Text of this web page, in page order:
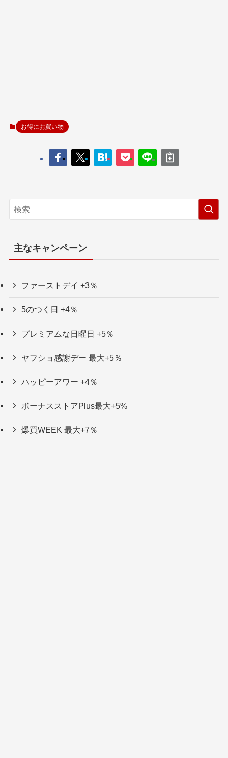
お得にお買い物
主なキャンペーン
ファーストデイ +3％
5のつく日 +4％
プレミアムな日曜日 +5％
ヤフショ感謝デー 最大+5％
ハッピーアワー +4％
ボーナスストアPlus最大+5%
爆買WEEK 最大+7％